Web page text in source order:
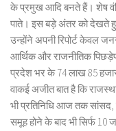
के प्रमुख आदि बनते हैं। शेष
पाते। इस बड़े अंतर को देखते
उन्होंने अपनी रिपोर्ट केवल
आर्थिक और राजनीतिक
प्रदेश भर के 74 लाख 85 हजार
वाकई अजीत बात है कि
भी प्रतिनिधि आज तक सांसद,
समूह होने के बाद भी सिर्फ 10